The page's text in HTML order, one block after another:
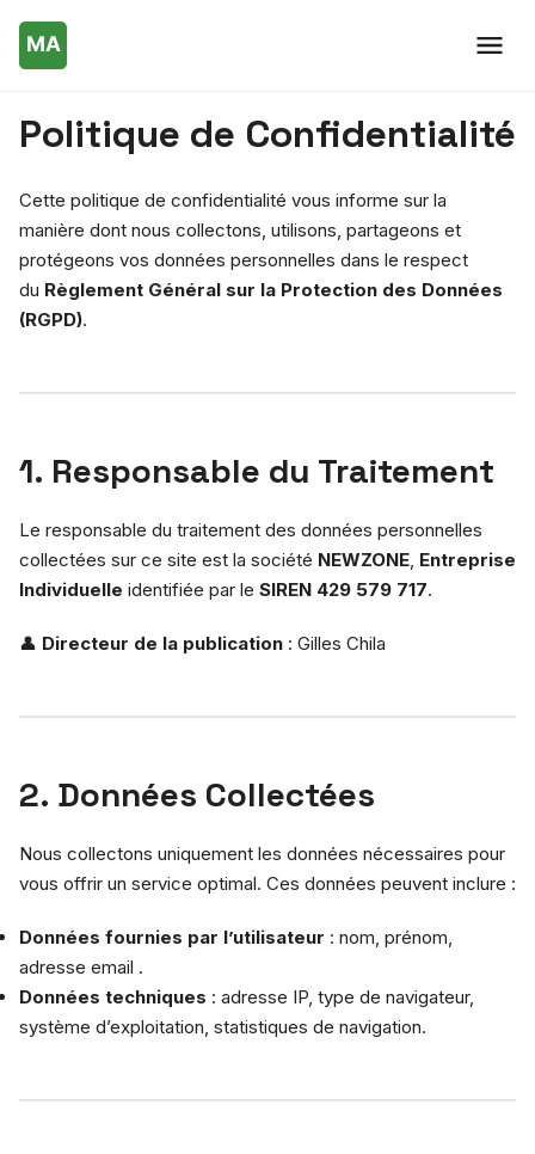
Politique de Confidentialité
Cette politique de confidentialité vous informe sur la
manière dont nous collectons, utilisons, partageons et
protégeons vos données personnelles dans le respect
du Règlement Général sur la Protection des Données
(RGPD).
1. Responsable du Traitement
Le responsable du traitement des données personnelles
collectées sur ce site est la société NEWZONE, Entreprise
Individuelle identifiée par le SIREN 429 579 717.
👤 Directeur de la publication : Gilles Chila
2. Données Collectées
Nous collectons uniquement les données nécessaires pour
vous offrir un service optimal. Ces données peuvent inclure :
Données fournies par l’utilisateur : nom, prénom,
adresse email .
Données techniques : adresse IP, type de navigateur,
système d’exploitation, statistiques de navigation.